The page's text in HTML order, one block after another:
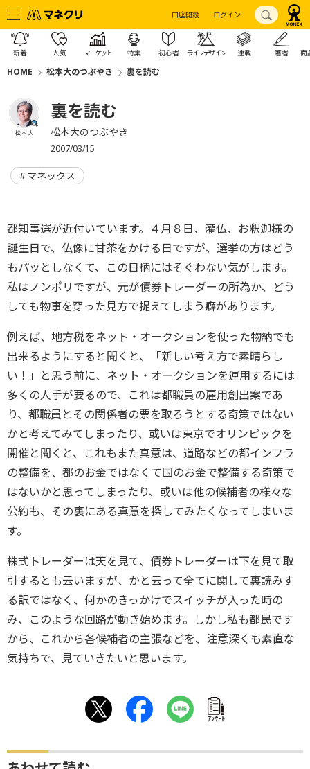
口座開設 ログイン
新着 人気 マーケット 特集 初心者 ライフデザイン 連載 著者 商
HOME 松本大のつぶやき 裏を読む
松本 大
裏を読む
松本大のつぶやき
2007/03/15
マネックス
都知事選が近付いています。４月８日、灌仏、お釈迦様の
誕生日で、仏像に甘茶をかける日ですが、選挙の方はどう
もパッとしなくて、この日柄にはそぐわない気がします。
私はノンポリですが、元が債券トレーダーの所為か、どう
しても物事を穿った見方で捉えてしまう癖があります。
例えば、地方税をネット・オークションを使った物納でも
出来るようにすると聞くと、「新しい考え方で素晴らし
い！」と思う前に、ネット・オークションを運用するには
多くの人手が要るので、これは都職員の雇用創出案であ
り、都職員とその関係者の票を取ろうとする奇策ではない
かと考えてみてしまったり、或いは東京でオリンピックを
開催と聞くと、これもまた真意は、道路などの都インフラ
の整備を、都のお金ではなくて国のお金で整備する奇策で
はないかと思ってしまったり、或いは他の候補者の様々な
公約も、その裏にある真意を探してみたくなってしまいま
す。
株式トレーダーは天を見て、債券トレーダーは下を見て取
引するとも云いますが、かと云って全てに関して裏読みす
る訳ではなく、何かのきっかけでスイッチが入った時の
み、このような回路が動き始めます。しかし私も都民です
から、これから各候補者の主張などを、注意深くも素直な
気持ちで、見ていきたいと思います。
ｱﾝｹｰﾄ